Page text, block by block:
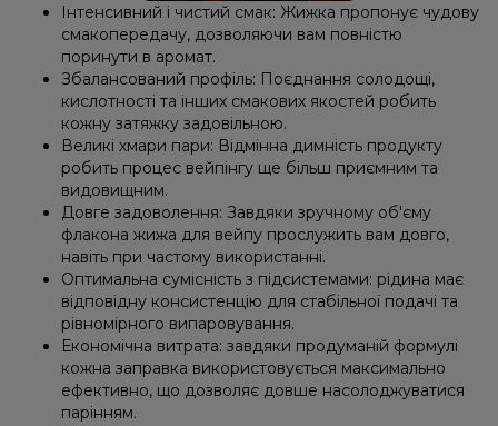
Інтенсивний і чистий смак: Жижка пропонує чудову
смакопередачу, дозволяючи вам повністю
поринути в аромат.
Збалансований профіль: Поєднання солодощі,
кислотності та інших смакових якостей робить
кожну затяжку задовільною.
Великі хмари пари: Відмінна димність продукту
робить процес вейпінгу ще більш приємним та
видовищним.
Довге задоволення: Завдяки зручному об'єму
флакона жижа для вейпу прослужить вам довго,
навіть при частому використанні.
Оптимальна сумісність з підсистемами: рідина має
відповідну консистенцію для стабільної подачі та
рівномірного випаровування.
Економічна витрата: завдяки продуманій формулі
кожна заправка використовується максимально
ефективно, що дозволяє довше насолоджуватися
парінням.